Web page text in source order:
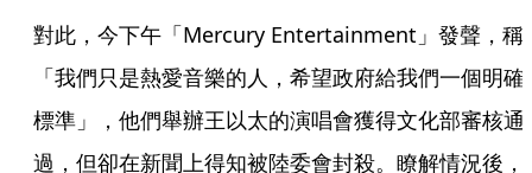
對此，今下午「Mercury Entertainment」發聲，稱
「我們只是熱愛音樂的人，希望政府給我們一個明確
標準」，他們舉辦王以太的演唱會獲得文化部審核通
過，但卻在新聞上得知被陸委會封殺。瞭解情況後，